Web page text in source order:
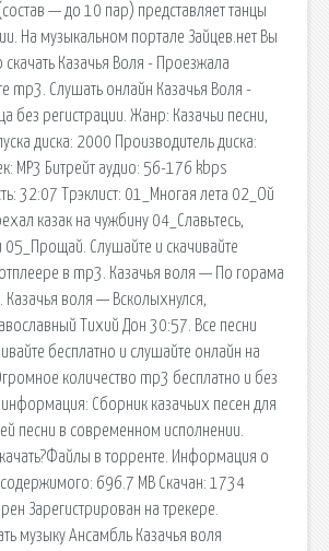
— до 10 пар) представляет танцы
На музыкальном портале Зайцев.нет Вы
Казачья Воля - Проезжала
mp3. Слушать онлайн Казачья Воля -
без регистрации. Жанр: Казачьи песни,
диска: 2000 Производитель диска:
MP3 Битрейт аудио: 56-176 kbps
32:07 Трэклист: 01_Многая лета 02_Ой
казак на чужбину 04_Славьтесь,
05_Прощай. Слушайте и скачивайте
в mp3. Казачья воля — По горама
Казачья воля — Всколыхнулся,
Тихий Дон 30:57. Все песни
бесплатно и слушайте онлайн на
количество mp3 бесплатно и без
информация: Сборник казачьих песен для
песни в современном исполнении.
в торренте. Информация о
696.7 MB Скачан: 1734
Зарегистрирован на трекере.
музыку Ансамбль Казачья воля